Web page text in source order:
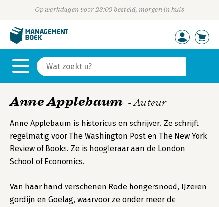
Op werkdagen voor 23:00 besteld, morgen in huis
Anne Applebaum - Auteur
Anne Applebaum is historicus en schrijver. Ze schrijft
regelmatig voor The Washington Post en The New York
Review of Books. Ze is hoogleraar aan de London
School of Economics.
Van haar hand verschenen Rode hongersnood, IJzeren
gordijn en Goelag, waarvoor ze onder meer de